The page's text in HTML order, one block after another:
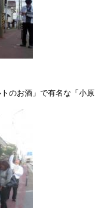
のお酒」で有名な「小原